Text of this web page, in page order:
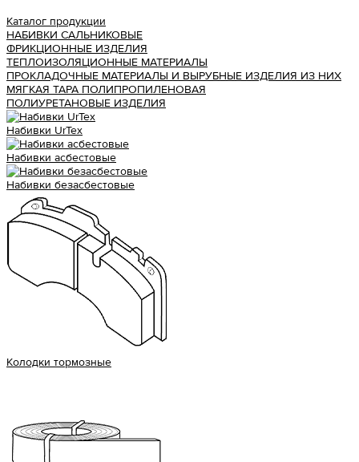
Каталог продукции
НАБИВКИ САЛЬНИКОВЫЕ
ФРИКЦИОННЫЕ ИЗДЕЛИЯ
ТЕПЛОИЗОЛЯЦИОННЫЕ МАТЕРИАЛЫ
ПРОКЛАДОЧНЫЕ МАТЕРИАЛЫ И ВЫРУБНЫЕ ИЗДЕЛИЯ ИЗ НИХ
МЯГКАЯ ТАРА ПОЛИПРОПИЛЕНОВАЯ
ПОЛИУРЕТАНОВЫЕ ИЗДЕЛИЯ
Набивки UrTex
Набивки асбестовые
Набивки безасбестовые
Колодки тормозные